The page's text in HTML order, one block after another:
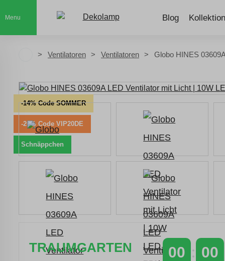
Menu Blog
Ventilatoren Ventilatoren Globo HINES
-14% Code SOMMER
-20% Code VIP20DE
Schnäppchen
TRAUMGARTEN 00 00